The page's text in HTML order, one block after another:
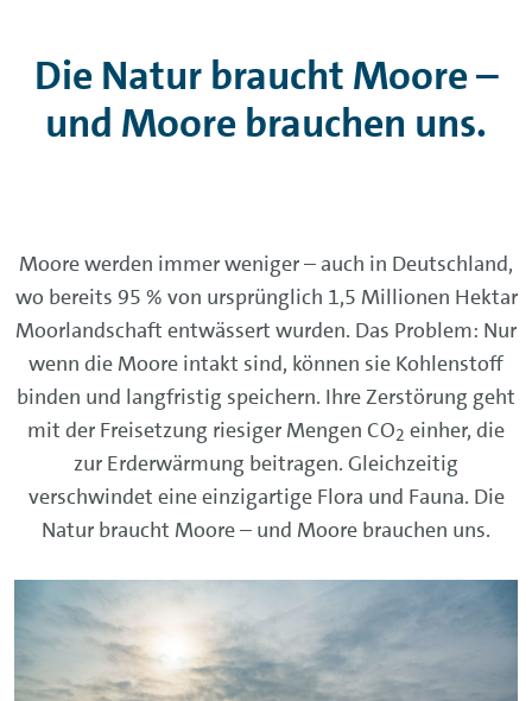
Die Natur braucht Moore –
und Moore brauchen uns.
Moore werden immer weniger – auch in Deutschland,
wo bereits 95 % von ursprünglich 1,5 Millionen Hektar
Moorlandschaft entwässert wurden. Das Problem: Nur
wenn die Moore intakt sind, können sie Kohlenstoff
binden und langfristig speichern. Ihre Zerstörung geht
mit der Freisetzung riesiger Mengen CO2 einher, die
zur Erderwärmung beitragen. Gleichzeitig
verschwindet eine einzigartige Flora und Fauna. Die
Natur braucht Moore – und Moore brauchen uns.